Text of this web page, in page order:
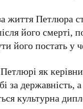
життя Петлюра
його
його постать у
як
за
культурна